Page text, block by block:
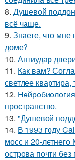
8. Душевой
всё чаще.
9. Знаете, что мне
доме?
10. Антиудар
11. Как вам?
светлее
12.
пространство.
13. "Душевой
14. В 1993 году
мосс и 20-летнего
острова почти